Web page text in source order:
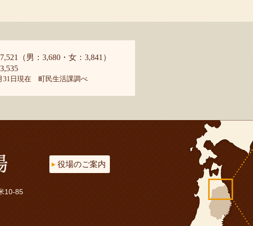
（男：3,680・女：3,841）
31日現在 町民生活課調べ
10-85
役場のご案内